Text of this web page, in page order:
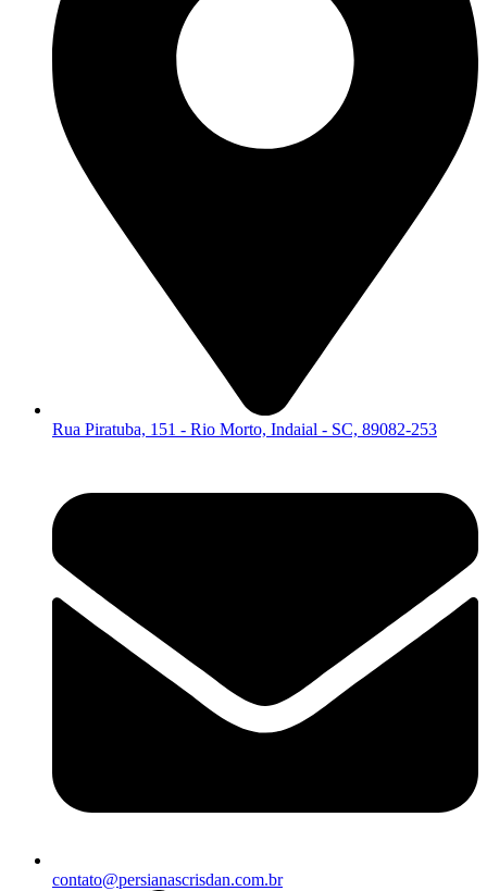
Rua Piratuba, 151 - Rio Morto, Indaial - SC, 89082-253
contato@persianascrisdan.com.br